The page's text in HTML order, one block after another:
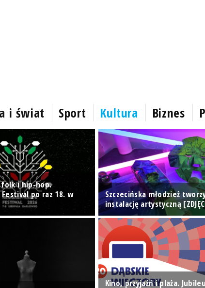
i świat Sport Kultura Biznes
folk i hip-hop.
po raz 18. w
Szczecińska młodzież
instalację artystyczną
Kino, przyjaźń i plaża.